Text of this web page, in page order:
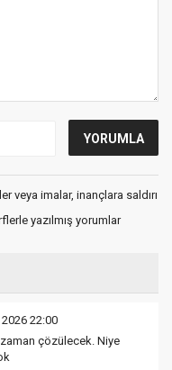
veya imalar, inançlara saldırı
yazılmış yorumlar
22:00
zaman çözülecek. Niye